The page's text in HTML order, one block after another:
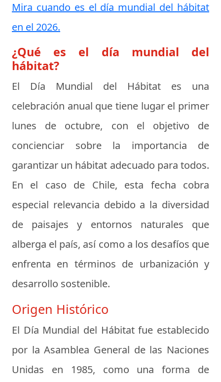
Mira cuando es el día mundial del hábitat
en el 2026.
¿Qué es el día mundial del
hábitat?
El Día Mundial del Hábitat es una
celebración anual que tiene lugar el primer
lunes de octubre, con el objetivo de
concienciar sobre la importancia de
garantizar un hábitat adecuado para todos.
En el caso de Chile, esta fecha cobra
especial relevancia debido a la diversidad
de paisajes y entornos naturales que
alberga el país, así como a los desafíos que
enfrenta en términos de urbanización y
desarrollo sostenible.
Origen Histórico
El Día Mundial del Hábitat fue establecido
por la Asamblea General de las Naciones
Unidas en 1985, como una forma de